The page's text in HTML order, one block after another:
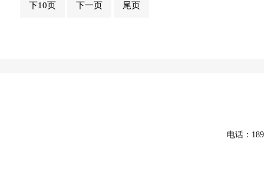
下10页 下一页 尾页
电话：